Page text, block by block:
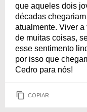
que aqueles dois
décadas
atualmente. Viver
de muitas coisas,
esse sentimento
por isso que
Cedro para nós!
COPIAR